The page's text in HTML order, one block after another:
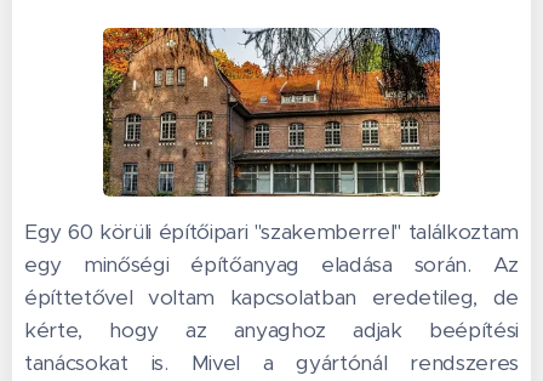
Egy 60 körüli építőipari "szakemberrel" találkoztam
egy minőségi építőanyag eladása során. Az
építtetővel voltam kapcsolatban eredetileg, de
kérte, hogy az anyaghoz adjak beépítési
tanácsokat is. Mivel a gyártónál rendszeres